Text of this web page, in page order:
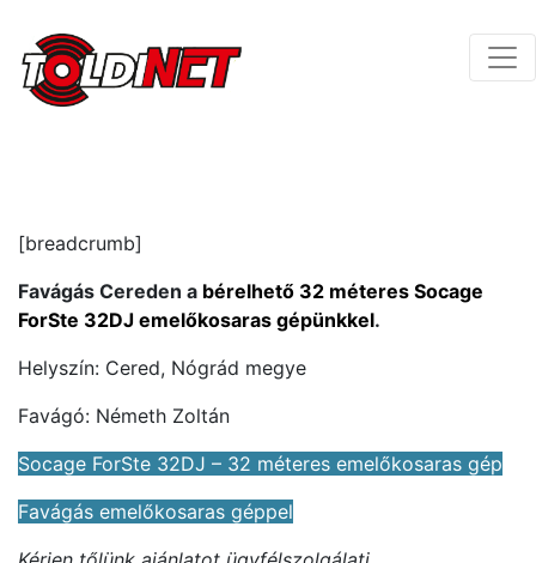
[breadcrumb]
Favágás Cereden a bérelhető 32 méteres Socage
ForSte 32DJ emelőkosaras gépünkkel.
Helyszín: Cered, Nógrád megye
Favágó: Németh Zoltán
Socage ForSte 32DJ – 32 méteres emelőkosaras gép
Favágás emelőkosaras géppel